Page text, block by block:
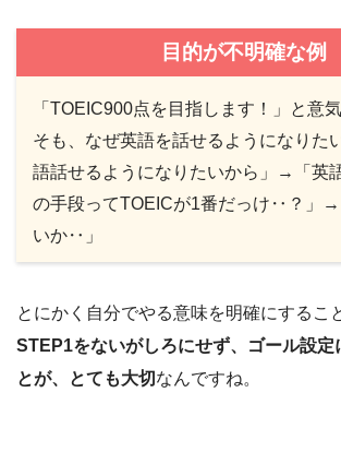
目的が不明確な例
「TOEIC900点を目指します！」と意
そも、なぜ英語を話せるようになりた
語話せるようになりたいから」→「英
の手段ってTOEICが1番だっけ‥？」→
いか‥」
とにかく自分でやる意味を明確にするこ
STEP1をないがしろにせず、ゴール設定
とが、とても大切 なんですね。